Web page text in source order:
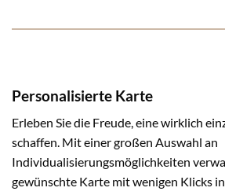
Personalisierte Karte
Erleben Sie die Freude, eine wirklich
schaffen. Mit einer großen Auswahl an
Individualisierungsmöglichkeiten
gewünschte Karte mit wenigen Klicks